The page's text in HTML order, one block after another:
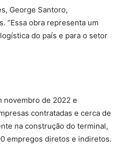
George Santoro,
“Essa obra representa um
do país e para o setor
novembro de 2022 e
contratadas e cerca de
na construção do terminal,
empregos diretos e indiretos.